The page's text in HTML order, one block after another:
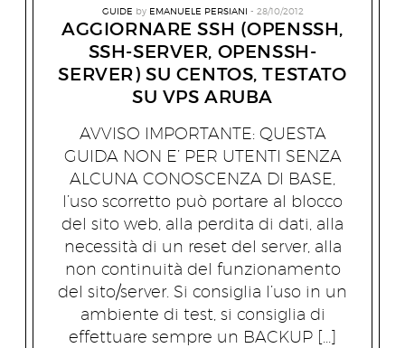
GUIDE by EMANUELE PERSIANI 28/10/2012
AGGIORNARE SSH (OPENSSH,
SSH-SERVER, OPENSSH-
SERVER) SU CENTOS, TESTATO
SU VPS ARUBA
AVVISO IMPORTANTE: QUESTA
GUIDA NON E’ PER UTENTI SENZA
ALCUNA CONOSCENZA DI BASE,
l’uso scorretto può portare al blocco
del sito web, alla perdita di dati, alla
necessità di un reset del server, alla
non continuità del funzionamento
del sito/server. Si consiglia l’uso in un
ambiente di test, si consiglia di
effettuare sempre un BACKUP […]